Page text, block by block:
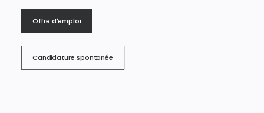
Offre d'emploi
Candidature spontanée